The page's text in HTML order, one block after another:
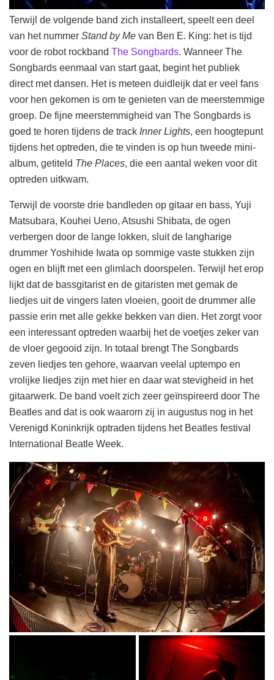
Terwijl de volgende band zich installeert, speelt een deel
van het nummer Stand by Me van Ben E. King: het is tijd
voor de robot rockband The Songbards. Wanneer The
Songbards eenmaal van start gaat, begint het publiek
direct met dansen. Het is meteen duidleijk dat er veel fans
voor hen gekomen is om te genieten van de meerstemmige
groep. De fijne meerstemmigheid van The Songbards is
goed te horen tijdens de track Inner Lights, een hoogtepunt
tijdens het optreden, die te vinden is op hun tweede mini-
album, getiteld The Places, die een aantal weken voor dit
optreden uitkwam.
Terwijl de voorste drie bandleden op gitaar en bass, Yuji
Matsubara, Kouhei Ueno, Atsushi Shibata, de ogen
verbergen door de lange lokken, sluit de langharige
drummer Yoshihide Iwata op sommige vaste stukken zijn
ogen en blijft met een glimlach doorspelen. Terwijl het erop
lijkt dat de bassgitarist en de gitaristen met gemak de
liedjes uit de vingers laten vloeien, gooit de drummer alle
passie erin met alle gekke bekken van dien. Het zorgt voor
een interessant optreden waarbij het de voetjes zeker van
de vloer gegooid zijn. In totaal brengt The Songbards
zeven liedjes ten gehore, waarvan veelal uptempo en
vrolijke liedjes zijn met hier en daar wat stevigheid in het
gitaarwerk. De band voelt zich zeer geïnspireerd door The
Beatles and dat is ook waarom zij in augustus nog in het
Verenigd Koninkrijk optraden tijdens het Beatles festival
International Beatle Week.